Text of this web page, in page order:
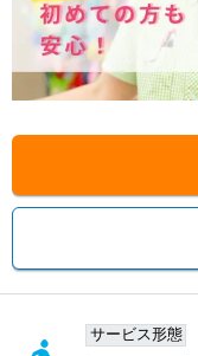
サービス形態